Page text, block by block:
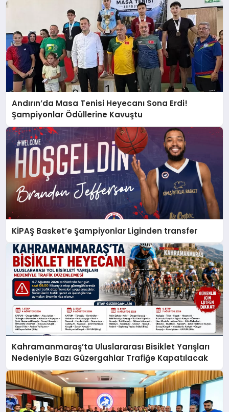
Andırın’da Masa Tenisi Heyecanı Sona Erdi!
Şampiyonlar Ödüllerine Kavuştu
KİPAŞ Basket’e Şampiyonlar Liginden transfer
Kahramanmaraş’ta Uluslararası Bisiklet Yarışları
Nedeniyle Bazı Güzergahlar Trafiğe Kapatılacak